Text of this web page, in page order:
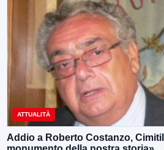
ATTUALITÀ
Addio a Roberto Costanzo,